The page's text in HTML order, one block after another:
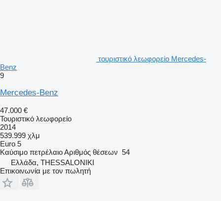
τουριστικό λεωφορείο Mercedes-
Benz
9
Mercedes-Benz
47.000 €
Τουριστικό λεωφορείο
2014
539.999 χλμ
Euro 5
Καύσιμο πετρέλαιοΑριθμός θέσεων 54
Ελλάδα, THESSALONIKI
Επικοινωνία με τον πωλητή